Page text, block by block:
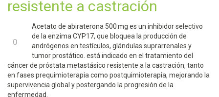
resistente a castración
0
-1
Acetato de abiraterona 500 mg es un inhibidor selectivo
de la enzima CYP17, que bloquea la producción de
andrógenos en testículos, glándulas suprarrenales y
tumor prostático. está indicado en el tratamiento del
cáncer de próstata metastásico resistente a la castración, tanto
en fases prequimioterapia como postquimioterapia, mejorando la
supervivencia global y postergando la progresión de la
enfermedad.